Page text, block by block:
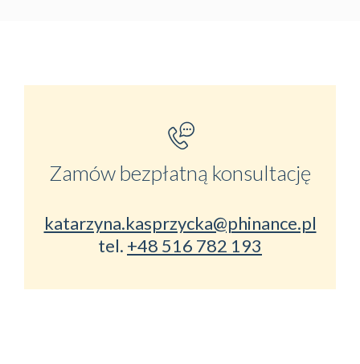
Zamów bezpłatną konsultację
katarzyna.kasprzycka@phinance.pl
tel. +48 516 782 193